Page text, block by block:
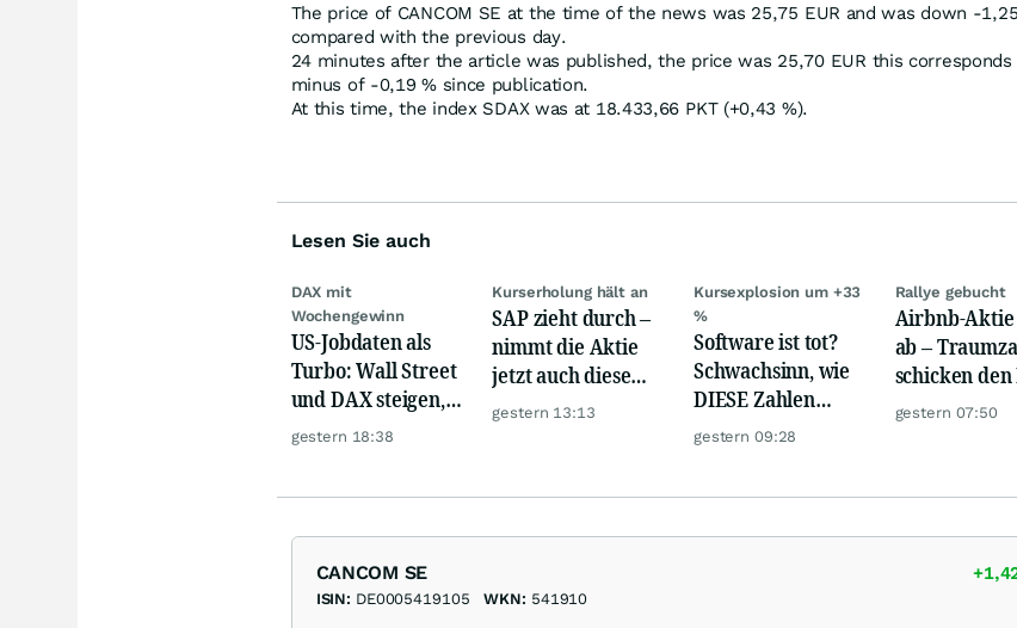
The price of CANCOM SE at the time of the news was 25,75 EUR and was down -1,25
compared with the previous day.
24 minutes after the article was published, the price was 25,70 EUR this corresponds
minus of -0,19%since publication.
At this time, the index SDAX was at 18.433,66 PKT(+0,43 %).
Lesen Sie auch
DAX mit
Wochengewinn
US-Jobdaten als
Turbo: Wall Street
und DAX steigen,
Gold glänzt
gestern 18:38
Kurserholung hält an
SAP zieht durch –
nimmt die Aktie
jetzt auch diese
Hürde?
gestern 13:13
Kursexplosion um +33
%
Software ist tot?
Schwachsinn, wie
DIESE Zahlen
zeigen!
gestern 09:28
Rallye gebucht
Airbnb-
ab –
schicken
auf Reisen
gestern 07:50
CANCOM SE
ISIN: DE0005419105 WKN: 541910